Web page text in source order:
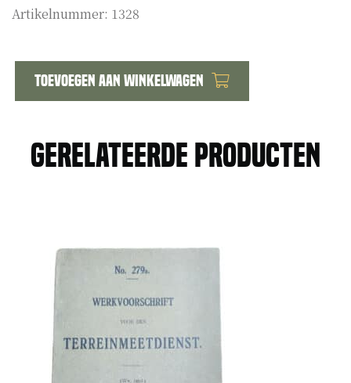
Artikelnummer: 1328
regiment
infanterie
Toevoegen aan winkelwagen
Gerelateerde producten